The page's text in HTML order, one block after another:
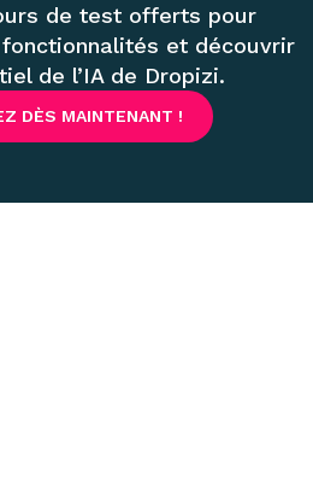
de test offerts pour
et découvrir
de l’IA de Dropizi.
DÈS MAINTENANT !